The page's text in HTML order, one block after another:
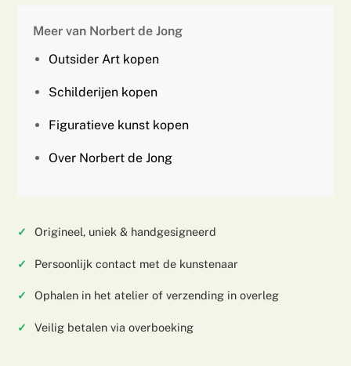
Meer van Norbert de Jong
Outsider Art kopen
Schilderijen kopen
Figuratieve kunst kopen
Over Norbert de Jong
Origineel, uniek & handgesigneerd
Persoonlijk contact met de kunstenaar
Ophalen in het atelier of verzending in overleg
Veilig betalen via overboeking